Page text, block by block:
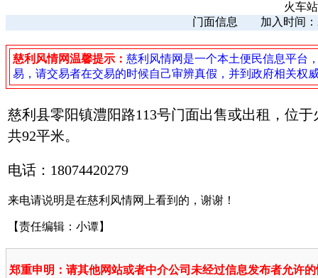
火车
门面信息 加入时间
慈利风情网温馨提示： 慈利风情网是一个本土便民信息平台
易，请交易者在交易的时候自己审辨真假，并到政府相关权
慈利县零阳镇澧阳路113号门面出售或出租，位
共92平米。
电话：18074420279
来电请说明是在慈利风情网上看到的，谢谢！
【责任编辑：小谭】
郑重申明：请其他网站或者中介公司未经过信息发布者允许